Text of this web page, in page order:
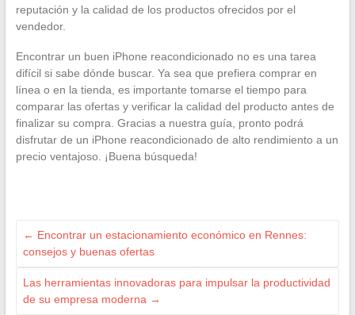
reputación y la calidad de los productos ofrecidos por el
vendedor.
Encontrar un buen iPhone reacondicionado no es una tarea
difícil si sabe dónde buscar. Ya sea que prefiera comprar en
línea o en la tienda, es importante tomarse el tiempo para
comparar las ofertas y verificar la calidad del producto antes de
finalizar su compra. Gracias a nuestra guía, pronto podrá
disfrutar de un iPhone reacondicionado de alto rendimiento a un
precio ventajoso. ¡Buena búsqueda!
← Encontrar un estacionamiento económico en Rennes:
consejos y buenas ofertas
Las herramientas innovadoras para impulsar la productividad
de su empresa moderna →